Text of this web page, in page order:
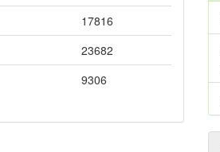
17816
23682
9306